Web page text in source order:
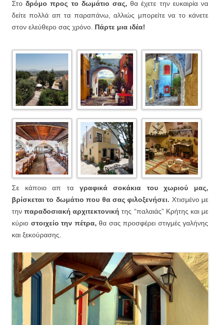
Στοδρόμο προς το δωμάτιο σας, θα έχετε την ευκαιρία να
δείτε πολλά απ τα παραπάνω, αλλιώς μπορείτε να το κάνετε
στον ελεύθερο σας χρόνο. Πάρτε μια ιδέα!
Σε κάποιο απ τα γραφικά σοκάκια του χωριού μας,
βρίσκεται το δωμάτιο που θα σας φιλοξενήσει. Χτισμένο με
τηνπαραδοσιακή αρχιτεκτονική της “παλαιάς” Κρήτης και με
κύριο στοιχείο την πέτρα, θα σας προσφέρει στιγμές γαλήνης
και ξεκούρασης.